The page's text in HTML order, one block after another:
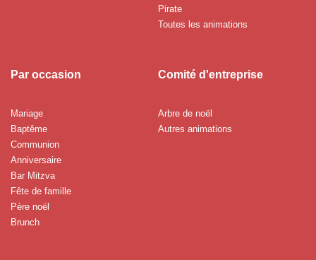
Pirate
Toutes les animations
Par occasion
Mariage
Baptême
Communion
Anniversaire
Bar Mitzva
Fête de famille
Père noël
Brunch
Comité d'entreprise
Arbre de noël
Autres animations